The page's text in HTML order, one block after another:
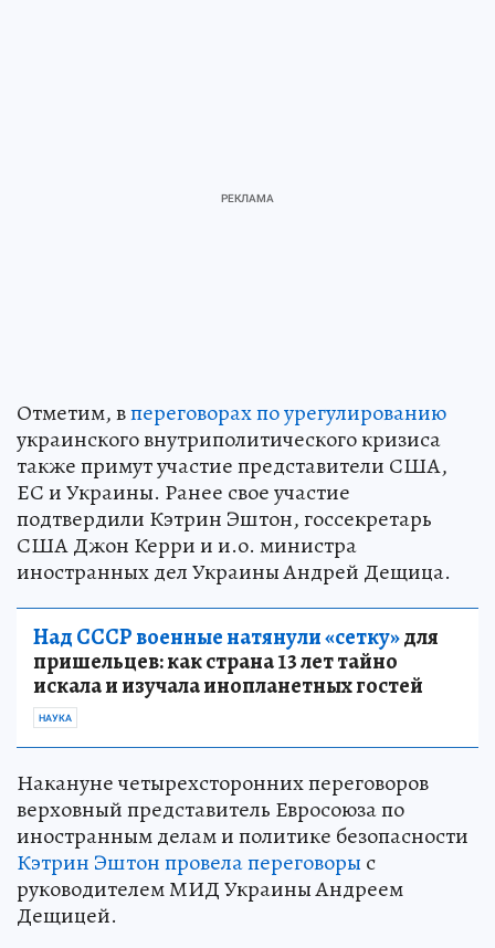
Отметим, впереговорах по урегулированию
украинского внутриполитического кризиса
также примут участие представители США,
ЕС и Украины. Ранее свое участие
подтвердили Кэтрин Эштон, госсекретарь
США Джон Керри и и.о. министра
иностранных дел Украины Андрей Дещица.
Над СССР военные натянули «сетку»для
пришельцев: как страна 13 лет тайно
искала и изучала инопланетных гостей
НАУКА
Накануне четырехсторонних переговоров
верховный представитель Евросоюза по
иностранным делам и политике безопасности
Кэтрин Эштон провела переговоры с
руководителем МИД Украины Андреем
Дещицей.